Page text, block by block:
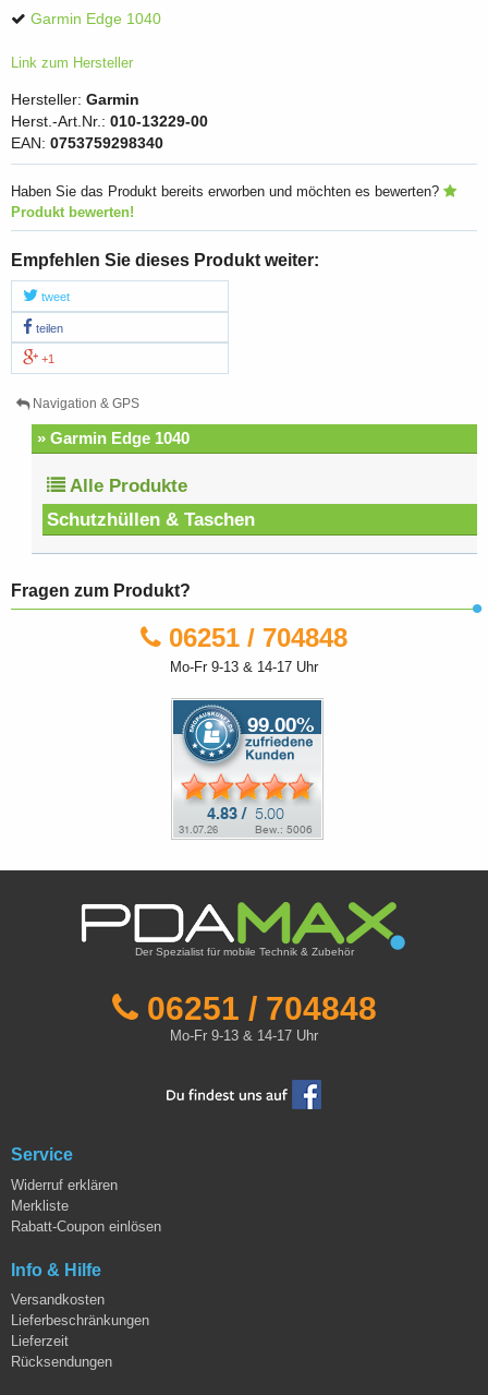
Garmin Edge 1040
Link zum Hersteller
Hersteller: Garmin
Herst.-Art.Nr.: 010-13229-00
EAN: 0753759298340
Haben Sie das Produkt bereits erworben und möchten es bewerten?
Produkt bewerten!
Empfehlen Sie dieses Produkt weiter:
tweet
teilen
+1
Navigation & GPS
» Garmin Edge 1040
Alle Produkte
Schutzhüllen & Taschen
Fragen zum Produkt?
06251 / 704848
Mo-Fr 9-13 & 14-17 Uhr
Der Spezialist für mobile Technik & Zubehör
06251 / 704848
Mo-Fr 9-13 & 14-17 Uhr
Service
Widerruf erklären
Merkliste
Rabatt-Coupon einlösen
Info & Hilfe
Versandkosten
Lieferbeschränkungen
Lieferzeit
Rücksendungen